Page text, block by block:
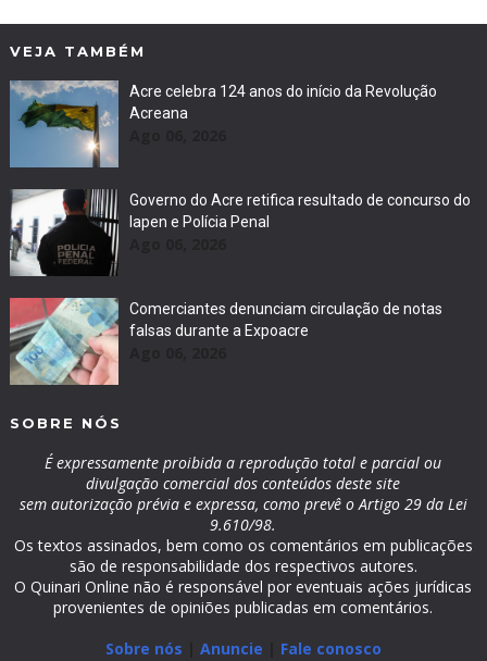
VEJA TAMBÉM
Acre celebra 124 anos do início da Revolução
Acreana
Governo do Acre retifica resultado de concurso do
Iapen e Polícia Penal
Comerciantes denunciam circulação de notas
falsas durante a Expoacre
SOBRE NÓS
É expressamente proibida a reprodução total e parcial ou
divulgação comercial dos conteúdos deste site
sem autorização prévia e expressa, como prevê o Artigo 29 da Lei
9.610/98.
Os textos assinados, bem como os comentários em publicações
são de responsabilidade dos respectivos autores.
O Quinari Online não é responsável por eventuais ações jurídicas
provenientes de opiniões publicadas em comentários.
Sobre nós
Anuncie Fale conosco